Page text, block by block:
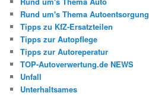
Rund um's Thema Autoentsorgung
Tipps zu KfZ-Ersatzteilen
Tipps zur Autopflege
Tipps zur Autoreperatur
TOP-Autoverwertung.de NEWS
Unfall
Unterhaltsames